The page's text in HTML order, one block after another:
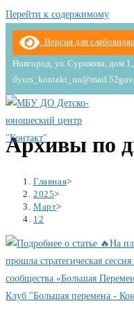
Перейти к содержимому
Версия для
Новгород, ул. Сурикова, дом
Архивы по
Главная>
2025>
Март>
12
Клуб "Большая перемена -